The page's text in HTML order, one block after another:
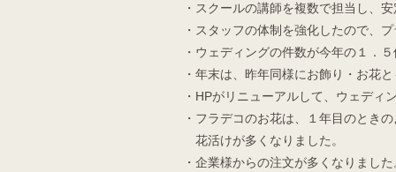
・スクールの講師を複数で担当し、
・スタッフの体制を強化したので、
・ウェディングの件数が今年の１．５
・年末は、昨年同様にお飾り・お花
・HPがリニューアルして、ウェディ
・フラデコのお花は、１年目のとき
花活けが多くなりました。
・企業様からの注文が多くなりまし